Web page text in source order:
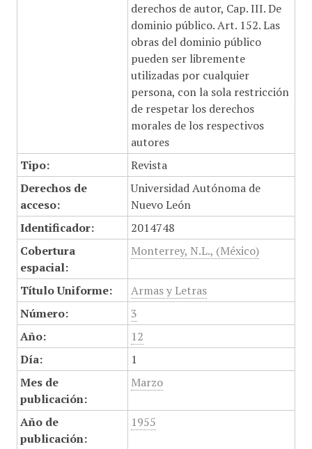
derechos de autor, Cap. III. De
dominio público. Art. 152. Las
obras del dominio público
pueden ser libremente
utilizadas por cualquier
persona, con la sola restricción
de respetar los derechos
morales de los respectivos
autores
Tipo:
Revista
Derechos de
acceso:
Universidad Autónoma de
Nuevo León
Identificador:
2014748
Cobertura
espacial:
Monterrey, N.L., (México)
Título Uniforme:
Armas y Letras
Número:
3
Año:
12
Día:
1
Mes de
publicación:
Marzo
Año de
publicación:
1955